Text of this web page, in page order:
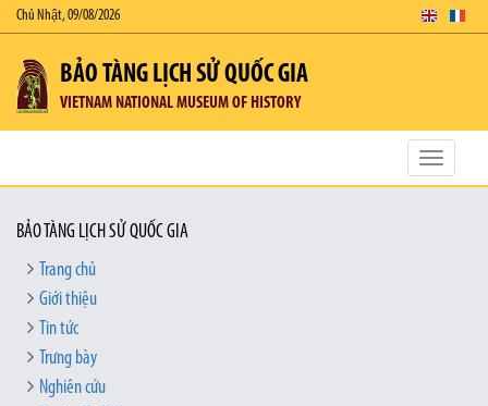
Chủ Nhật, 09/08/2026
BẢO TÀNG LỊCH SỬ QUỐC GIA
VIETNAM NATIONAL MUSEUM OF HISTORY
Toggle
BẢO TÀNG LỊCH SỬ QUỐC GIA
Trang chủ
Giới thiệu
Tin tức
Trưng bày
Nghiên cứu